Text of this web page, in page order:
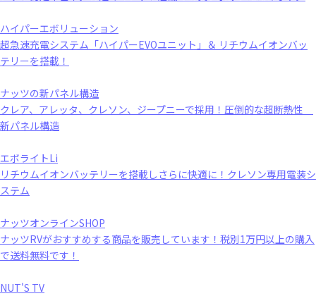
ハイパーエボリューション
超急速充電システム「ハイパーEVOユニット」＆ リチウムイオンバッ
テリーを搭載！
ナッツの新パネル構造
クレア、アレッタ、クレソン、ジープニーで採用！圧倒的な超断熱性
新パネル構造
エボライトLi
リチウムイオンバッテリーを搭載しさらに快適に！クレソン専用電装シ
ステム
ナッツオンラインSHOP
ナッツRVがおすすめする商品を販売しています！税別1万円以上の購入
で送料無料です！
NUT'S TV